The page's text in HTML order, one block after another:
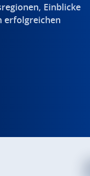
Einblicke
erfolgreichen